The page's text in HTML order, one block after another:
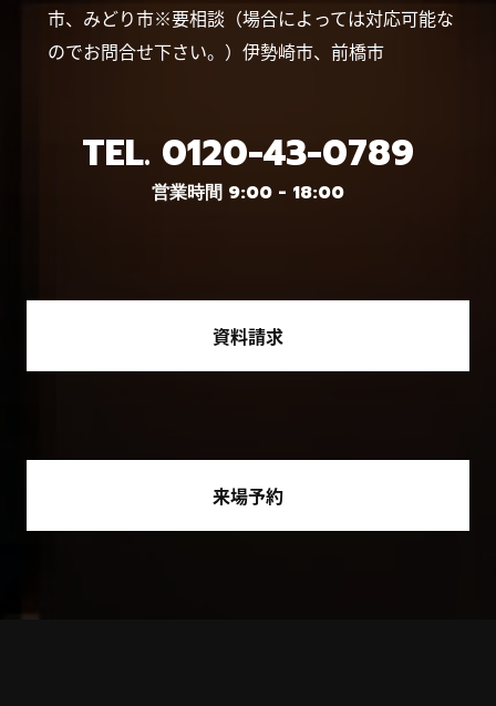
市、みどり市※要相談（場合によっては対応可能な
のでお問合せ下さい。）伊勢崎市、前橋市
TEL. 0120-43-0789
営業時間 9:00 - 18:00
資料請求
来場予約